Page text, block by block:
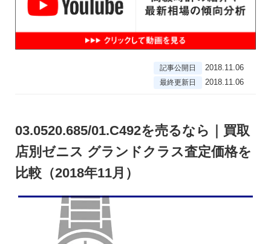
記事公開日 2018.11.06
最終更新日 2018.11.06
03.0520.685/01.C492を売るなら｜買取
店別ゼニス グランドクラス査定価格を
比較（2018年11月）